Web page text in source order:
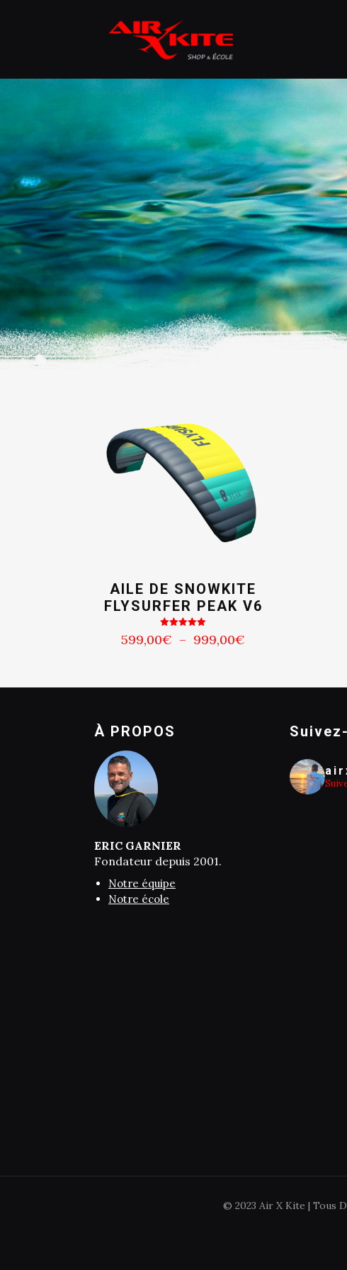
AILE DE SNOWKITE
FLYSURFER PEAK V6
5.00
599,00€ – 999,00€
599,00€
À PROPOS
ERIC GARNIER
Fondateur depuis 2001.
Notre équipe
Notre école
© 2023 Air X Kite | Tous